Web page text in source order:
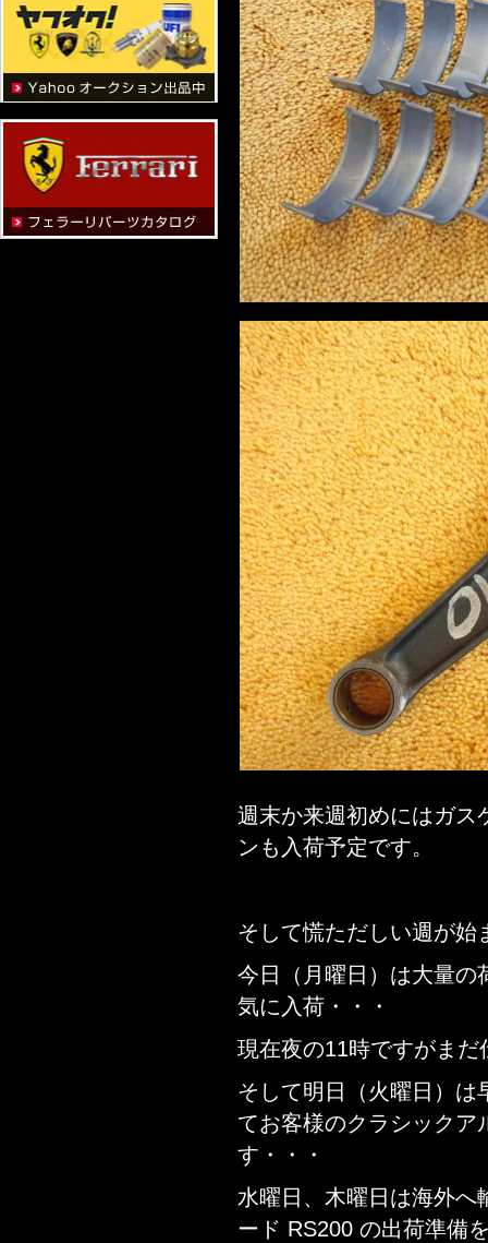
週末か来週初めにはガス
ンも入荷予定です。
そして慌ただしい週が始
今日（月曜日）は大量の
気に入荷・・・
現在夜の11時ですがま
そして明日（火曜日）は
てお客様のクラシックア
す・・・
水曜日、木曜日は海外へ
ード RS200 の出荷準備